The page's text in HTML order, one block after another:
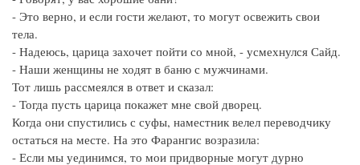
- Это верно, и если гости желают, то могут освежить свои
тела.
- Надеюсь, царица захочет пойти со мной, - усмехнулся Сайд.
- Наши женщины не ходят в баню с мужчинами.
Тот лишь рассмеялся в ответ и сказал:
- Тогда пусть царица покажет мне свой дворец.
Когда они спустились с суфы, наместник велел переводчику
остаться на месте. На это Фарангис возразила:
- Если мы уединимся, то мои придворные могут дурно